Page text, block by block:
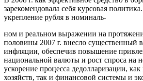
зарекомендовала себя курсовая
укрепление рубля в номиналь-
ном и реальном выражении на
половины 2007 г. внесло существенный
инфляции, обеспечив повышение
национальной валюты и рост спроса на
ускорение процесса дедолларизации,
хозяйств, так и финансовой системы и